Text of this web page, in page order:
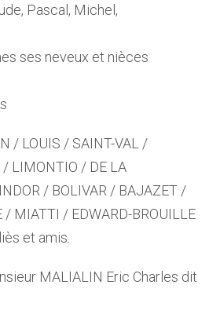
Pascal, Michel,
ses neveux et nièces
/ LOUIS / SAINT-VAL /
LIMONTIO / DE LA
/ BOLIVAR / BAJAZET /
/ MIATTI / EDWARD-BROUILLE
et amis.
MALIALIN Eric Charles dit